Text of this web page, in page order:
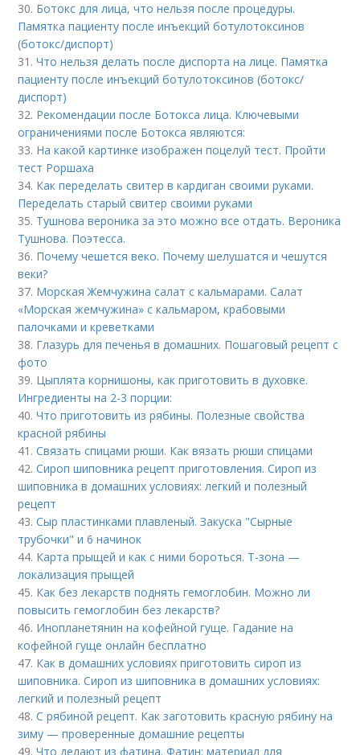
30. Ботокс для лица, что нельзя после процедуры.
Памятка пациенту после инъекций ботулотоксинов
(ботокс/диспорт)
31.Что нельзя делать после диспорта на лице. Памятка
пациенту после инъекций ботулотоксинов (ботокс/
диспорт)
32. Рекомендации после Ботокса лица. Ключевыми
ограничениями после Ботокса являются:
33. На какой картинке изображен поцелуй тест. Пройти
тест Роршаха
34. Как переделать свитер в кардиган своими руками.
Переделать старый свитер своими руками
35. Тушнова вероника за это можно все отдать. Вероника
Тушнова. Поэтесса.
36. Почему чешется веко. Почему шелушатся и чешутся
веки?
37. Морская Жемчужина салат с кальмарами. Салат
«Морская жемчужина» с кальмаром, крабовыми
палочками и креветками
38. Глазурь для печенья в домашних. Пошаговый рецепт с
фото
39. Цыплята корнишоны, как приготовить в духовке.
Ингредиенты на 2-3 порции:
40.Что приготовить из рябины. Полезные свойства
красной рябины
41.Связать спицами рюши. Как вязать рюши спицами
42.Сироп шиповника рецепт приготовления. Сироп из
шиповника в домашних условиях: легкий и полезный
рецепт
43.Сыр пластинками плавленый. Закуска "Сырные
трубочки" и 6 начинок
44. Карта прыщей и как с ними бороться. Т-зона —
локализация прыщей
45. Как без лекарств поднять гемоглобин. Можно ли
повысить гемоглобин без лекарств?
46. Инопланетянин на кофейной гуще. Гадание на
кофейной гуще онлайн бесплатно
47. Как в домашних условиях приготовить сироп из
шиповника. Сироп из шиповника в домашних условиях:
легкий и полезный рецепт
48.С рябиной рецепт. Как заготовить красную рябину на
зиму — проверенные домашние рецепты
49.Что делают из фатина. Фатин: материал для